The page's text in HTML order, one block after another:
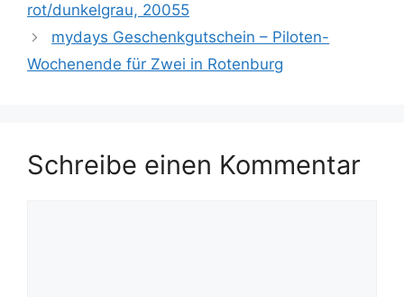
rot/dunkelgrau, 20055
mydays Geschenkgutschein – Piloten-
Wochenende für Zwei in Rotenburg
Schreibe einen Kommentar